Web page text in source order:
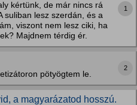
kértünk, de már nincs rá
suliban lesz szerdán, és a
viszont nem lesz ciki, ha
Majdnem térdig ér.
1
pötyögtem le.
2
a magyarázatod hosszú.